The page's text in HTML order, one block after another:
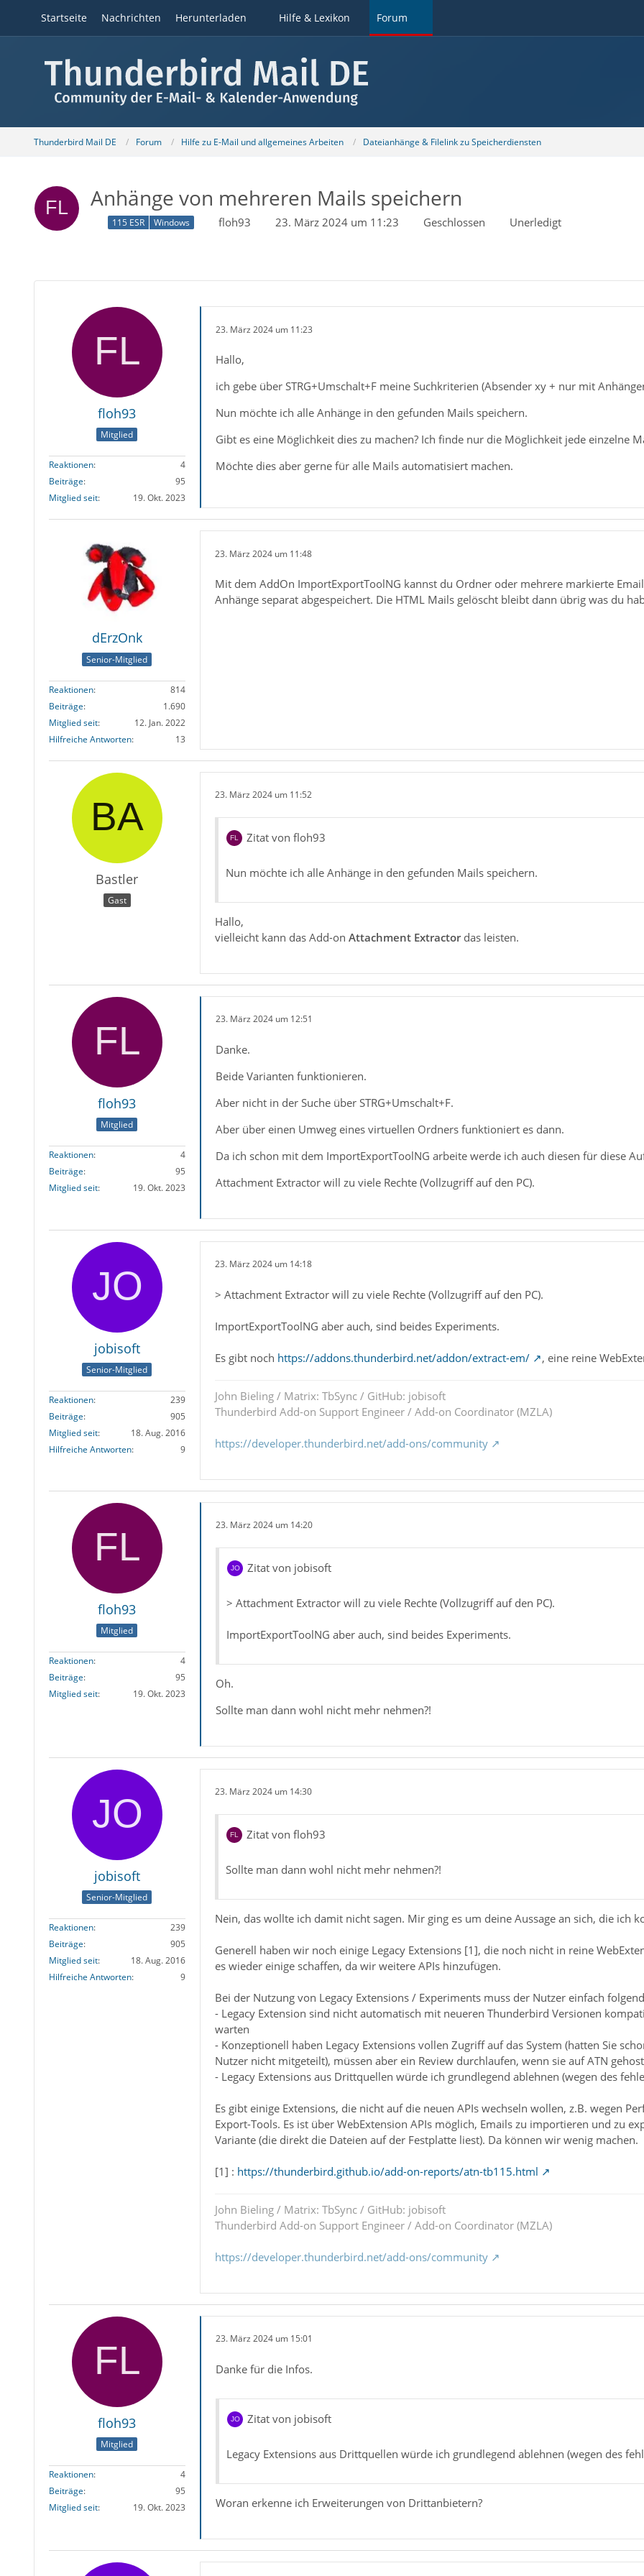
Startseite Nachrichten Herunterladen Hilfe & Lexikon Forum
Thunderbird Mail DE Forum Hilfe zu E-Mail und allgemeines Arbeiten Dateianhänge & Filelink zu Speicherdiensten
Anhänge von mehreren Mails speichern
115 ESR Windows floh93 23. März 2024 um 11:23 Geschlossen Unerledigt
floh93
Mitglied
Reaktionen
4
Beiträge
95
Mitglied seit
19. Okt. 2023
23. März 2024 um 11:23
Hallo,
ich gebe über STRG+Umschalt+F meine Suchkriterien (Absender xy + nur mit
Nun möchte ich alle Anhänge in den gefunden Mails speichern.
Gibt es eine Möglichkeit dies zu machen? Ich finde nur die Möglichkeit jede einzelne
Möchte dies aber gerne für alle Mails automatisiert machen.
dErzOnk
Senior-Mitglied
Reaktionen
814
Beiträge
1.690
Mitglied seit
12. Jan. 2022
Hilfreiche Antworten
13
23. März 2024 um 11:48
Mit dem AddOn ImportExportToolNG kannst du Ordner oder mehrere markierte
Anhänge separat abgespeichert. Die HTML Mails gelöscht bleibt dann übrig was du
Bastler
Gast
23. März 2024 um 11:52
Zitat von floh93
Nun möchte ich alle Anhänge in den gefunden Mails speichern.
Hallo,
vielleicht kann das Add-on Attachment Extractordas leisten.
floh93
Mitglied
Reaktionen
4
Beiträge
95
Mitglied seit
19. Okt. 2023
23. März 2024 um 12:51
Danke.
Beide Varianten funktionieren.
Aber nicht in der Suche über STRG+Umschalt+F.
Aber über einen Umweg eines virtuellen Ordners funktioniert es dann.
Da ich schon mit dem ImportExportToolNG arbeite werde ich auch diesen für diese
Attachment Extractor will zu viele Rechte (Vollzugriff auf den PC).
jobisoft
Senior-Mitglied
Reaktionen
239
Beiträge
905
Mitglied seit
18. Aug. 2016
Hilfreiche Antworten
9
23. März 2024 um 14:18
> Attachment Extractor will zu viele Rechte (Vollzugriff auf den PC).
ImportExportToolNG aber auch, sind beides Experiments.
Es gibt noch https://addons.thunderbird.net/addon/extract-em/ , eine reine
John Bieling / Matrix: TbSync / GitHub: jobisoft
Thunderbird Add-on Support Engineer / Add-on Coordinator (MZLA)
https://developer.thunderbird.net/add-ons/community
floh93
Mitglied
Reaktionen
4
Beiträge
95
Mitglied seit
19. Okt. 2023
23. März 2024 um 14:20
Zitat von jobisoft
> Attachment Extractor will zu viele Rechte (Vollzugriff auf den PC).
ImportExportToolNG aber auch, sind beides Experiments.
Oh.
Sollte man dann wohl nicht mehr nehmen?!
jobisoft
Senior-Mitglied
Reaktionen
239
Beiträge
905
Mitglied seit
18. Aug. 2016
Hilfreiche Antworten
9
23. März 2024 um 14:30
Zitat von floh93
Sollte man dann wohl nicht mehr nehmen?!
Nein, das wollte ich damit nicht sagen. Mir ging es um deine Aussage an sich, die ich
Generell haben wir noch einige Legacy Extensions [1], die noch nicht in reine
es wieder einige schaffen, da wir weitere APIs hinzufügen.
Bei der Nutzung von Legacy Extensions / Experiments muss der Nutzer einfach
- Legacy Extension sind nicht automatisch mit neueren Thunderbird Versionen
warten
- Konzeptionell haben Legacy Extensions vollen Zugriff auf das System (hatten Sie
Nutzer nicht mitgeteilt), müssen aber ein Review durchlaufen, wenn sie auf ATN
- Legacy Extensions aus Drittquellen würde ich grundlegend ablehnen (wegen des
Es gibt einige Extensions, die nicht auf die neuen APIs wechseln wollen, z.B. wegen
Export-Tools. Es ist über WebExtension APIs möglich, Emails zu importieren und zu
Variante (die direkt die Dateien auf der Festplatte liest). Da können wir wenig machen.
[1] : https://thunderbird.github.io/add-on-reports/atn-tb115.html
John Bieling / Matrix: TbSync / GitHub: jobisoft
Thunderbird Add-on Support Engineer / Add-on Coordinator (MZLA)
https://developer.thunderbird.net/add-ons/community
floh93
Mitglied
Reaktionen
4
Beiträge
95
Mitglied seit
19. Okt. 2023
23. März 2024 um 15:01
Danke für die Infos.
Zitat von jobisoft
Legacy Extensions aus Drittquellen würde ich grundlegend ablehnen (wegen des
Woran erkenne ich Erweiterungen von Drittanbietern?